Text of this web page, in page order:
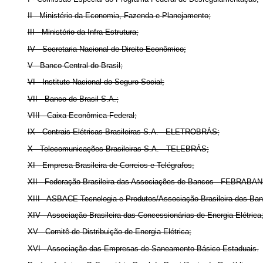
II - Ministério da Economia, Fazenda e Planejamento;
III - Ministério da Infra-Estrutura;
IV - Secretaria Nacional de Direito Econômico;
V - Banco Central do Brasil;
VI - Instituto Nacional do Seguro Social;
VII - Banco do Brasil S.A.;
VIII - Caixa Econômica Federal;
IX - Centrais Elétricas Brasileiras S.A. - ELETROBRÁS;
X - Telecomunicações Brasileiras S.A. - TELEBRÁS;
XI - Empresa Brasileira de Correios e Telégrafos;
XII - Federação Brasileira das Associações de Bancos -
XIII - ASBACE Tecnologia e Produtos/Associação Brasileira dos
XIV - Associação Brasileira das Concessionárias de Energia Elétrica;
XV - Comitê de Distribuição de Energia Elétrica;
XVI - Associação das Empresas de Saneamento Básico Estaduais.